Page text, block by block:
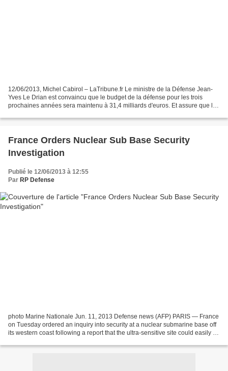
12/06/2013, Michel Cabirol – LaTribune.fr Le ministre de la Défense Jean-
Yves Le Drian est convaincu que le budget de la défense pour les trois
prochaines années sera maintenu à 31,4 milliards d'euros. Et assure que les
France Orders Nuclear Sub Base Security
Investigation
Publié le 12/06/2013 à 12:55
Par RP Defense
photo Marine Nationale Jun. 11, 2013 Defense news (AFP) PARIS — France
on Tuesday ordered an inquiry into security at a nuclear submarine base off
its western coast following a report that the ultra-sensitive site could easily be